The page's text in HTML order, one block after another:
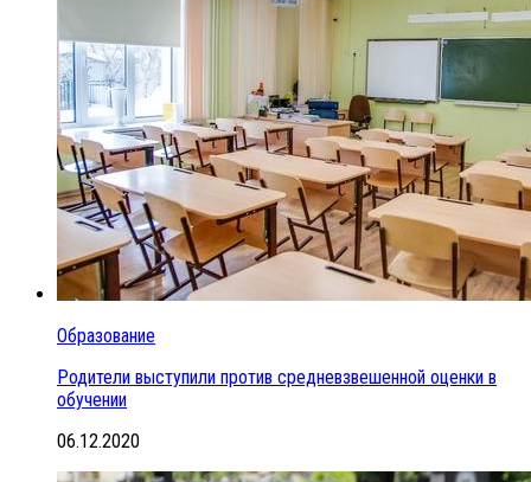
Образование
Родители выступили против средневзвешенной оценки в
обучении
06.12.2020